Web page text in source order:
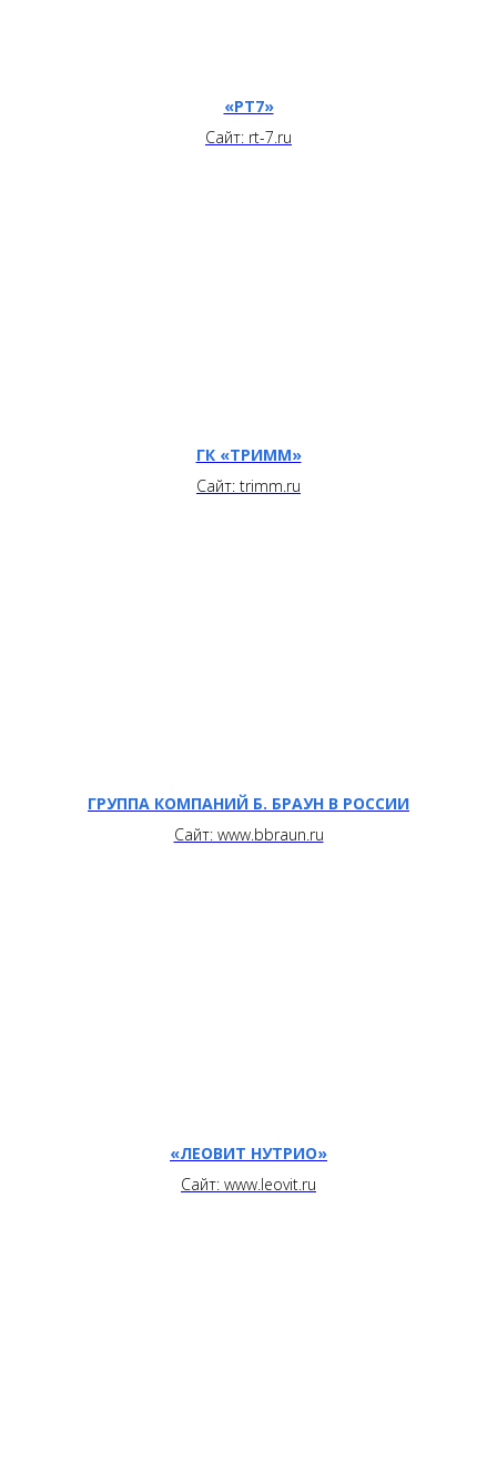
«РТ7»
Сайт: rt-7.ru
ГК «ТРИММ»
Сайт: trimm.ru
ГРУППА КОМПАНИЙ Б. БРАУН В РОССИИ
Сайт: www.bbraun.ru
«ЛЕОВИТ НУТРИО»
Сайт: www.leovit.ru